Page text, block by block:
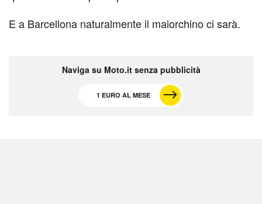
E a Barcellona naturalmente il maiorchino ci sarà.
Naviga su Moto.it senza pubblicità
1 EURO AL MESE